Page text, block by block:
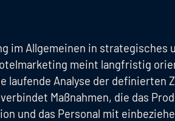
im Allgemeinen in strategisches
meint langfristig
laufende Analyse der definierten
Maßnahmen, die das
und das Personal mit